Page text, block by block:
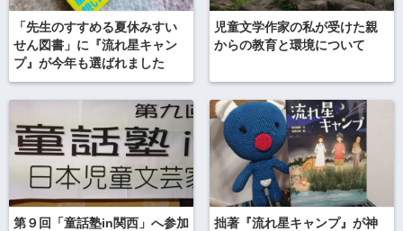
「先生のすすめる夏休みすい
せん図書」に『流れ星キャン
プ』が今年も選ばれました
児童文学作家の私が受けた親
からの教育と環境について
第９回「童話塾in関西」へ参加
拙著『流れ星キャンプ』が神